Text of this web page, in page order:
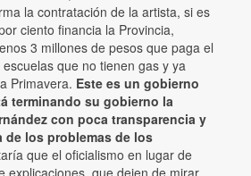
la contratación de la artista, si es
ciento financia la Provincia,
3 millones de pesos que paga el
que no tienen gas y ya
Primavera. Este es un gobierno
terminando su gobierno la
con poca transparencia y
de los problemas de los
que el oficialismo en lugar de